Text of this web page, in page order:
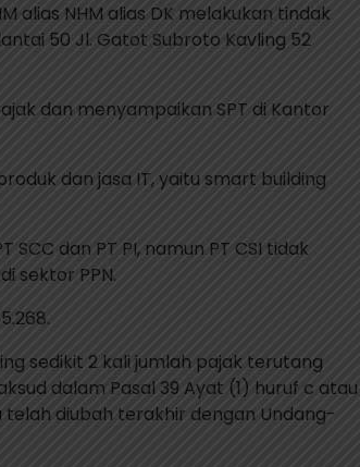
alias NHM alias DK melakukan tindak
50 Jl. Gatot Subroto Kavling 52
dan menyampaikan SPT di Kantor
dan jasa IT, yaitu smart building
dan PT PI, namun PT CSI tidak
sektor PPN.
sedikit 2 kali jumlah pajak terutang
dalam Pasal 39 Ayat (1) huruf c atau
telah diubah terakhir dengan Undang-